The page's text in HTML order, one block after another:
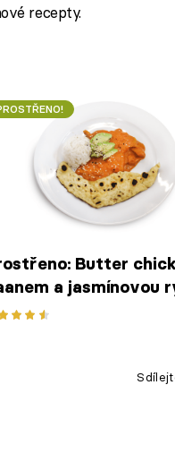
recepty.
Butter
a jasmínovou